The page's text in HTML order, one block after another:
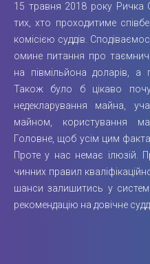
15 травня 2018 року Ричка
тих, хто проходитиме
комісією суддів.
омине питання про
на півмільйона доларів, а
Також було б цікаво
недекларування майна,
майном, користування
Головне, щоб усім цим
Проте у нас немає ілюзій.
чинних правил
шанси залишитись у
рекомендацію на довічне